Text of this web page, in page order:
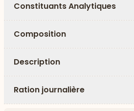
Constituants Analytiques
Composition
Description
Ration journalière